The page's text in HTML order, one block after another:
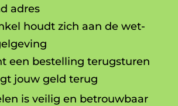
adres
houdt zich aan de wet-
een bestelling terugsturen
jouw geld terug
is veilig en betrouwbaar